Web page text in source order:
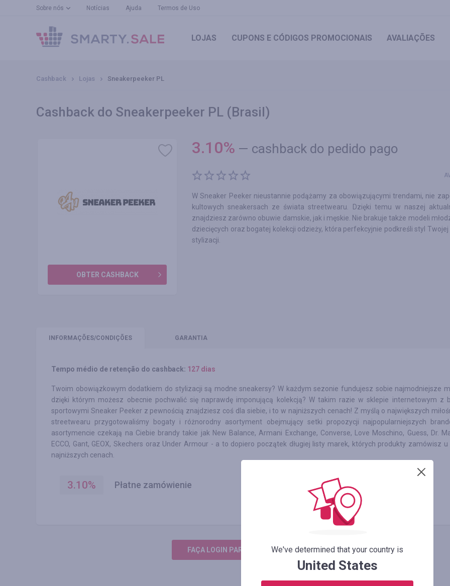
Sobre nós Notícias Ajuda Termos de Uso
LOJAS CUPONS E CÓDIGOS PROMOCIONAIS AVALIAÇÕES
Cashback Lojas Sneakerpeeker PL
Cashback do Sneakerpeeker PL (Brasil)
OBTER CASHBACK
3.10% — cashback do pedido pago
W Sneaker Peeker nieustannie podążamy za obowiązującymi trendami, nie
kultowych sneakersach ze świata streetwearu. Dzięki temu w naszej
znajdziesz zarówno obuwie damskie, jak i męskie. Nie brakuje także modeli
dziecięcych oraz bogatej kolekcji odzieży, która perfekcyjnie podkreśli styl
stylizacji.
INFORMAÇÕES/CONDIÇÕES GARANTIA
Tempo médio de retenção do cashback: 127 dias
Twoim obowiązkowym dodatkiem do stylizacji są modne sneakersy? W każdym sezonie fundujesz sobie najmodniejsze
dzięki którym możesz obecnie pochwalić się naprawdę imponującą kolekcją? W takim razie w sklepie internetowym z
sportowymi Sneaker Peeker z pewnością znajdziesz coś dla siebie, i to w najniższych cenach! Z myślą o największych
streetwearu przygotowaliśmy bogaty i różnorodny asortyment obejmujący setki propozycji najpopularniejszych
asortymencie czekają na Ciebie brandy takie jak New Balance, Armani Exchange, Converse, Love Moschino, Guess, Dr.
ECCO, Gant, GEOX, Skechers oraz Under Armour - a to dopiero początek długiej listy marek, których produkty zamówisz u
najniższych cenach.
3.10% Płatne zamówienie
FAÇA LOGIN PARA DEIXAR UM COMENTÁRIOWe've determined that your country is
United States